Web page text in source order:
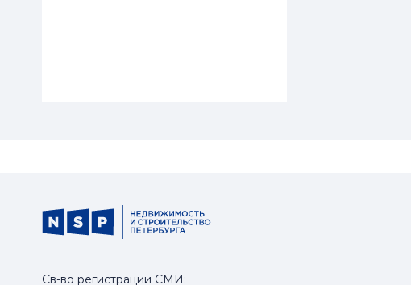
Сквер в Кузнечном переулке не попал
Св-во регистрации СМИ: